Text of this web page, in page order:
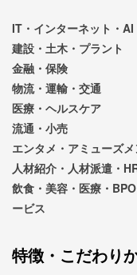
IT・インターネット・AI
建設・土木・プラント
金融・保険
物流・運輸・交通
医療・ヘルスケア
流通・小売
エンタメ・アミューズメ
人材紹介・人材派遣・
飲食・美容・医療・
ービス
特徴・こだわり